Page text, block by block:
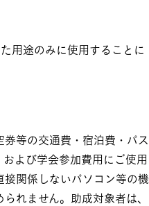
用途のみに使用することに
等の交通費・宿泊費・パス
よび学会参加費用にご使用
接関係しないパソコン等の機
れません。助成対象者は、